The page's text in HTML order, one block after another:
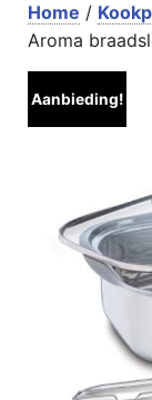
Home /
Aroma
Aanbieding!